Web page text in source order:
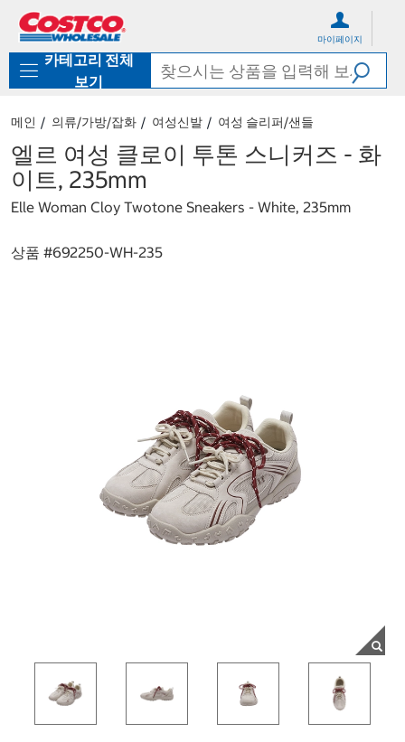
로
기
가
마이페이지
카테고리 전체
보기
메인 의류/가방/잡화 여성신발 여성 슬리퍼/샌들
엘르 여성 클로이 투톤 스니커즈 - 화
이트, 235mm
Elle Woman Cloy Twotone Sneakers - White, 235mm
상품 #692250-WH-235